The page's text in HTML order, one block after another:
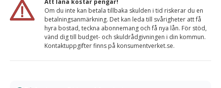
Att låna kostar pengar!
Om du inte kan betala tillbaka skulden i tid riskerar du en
betalningsanmärkning. Det kan leda till svårigheter att få
hyra bostad, teckna abonnemang och få nya lån. För stöd,
vänd dig till budget- och skuldrådgivningen i din kommun.
Kontaktuppgifter finns på konsumentverket.se.